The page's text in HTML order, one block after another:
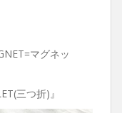
マグネッ
三つ折)』